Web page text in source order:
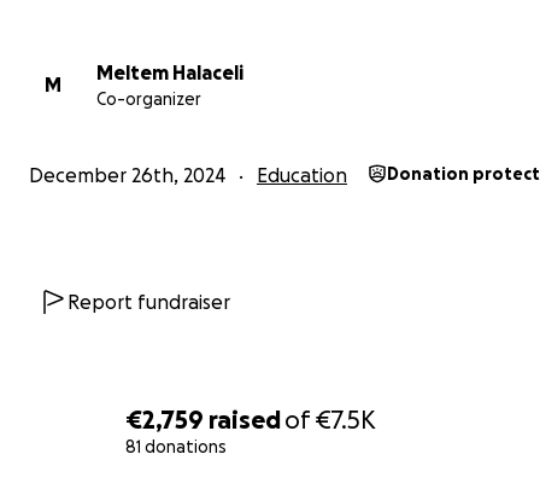
€2,759 raisedof€7.5K
81 donations
M
Meltem Halaceli
Co-organizer
December 26th, 2024 Education Donation
Report fundraiser